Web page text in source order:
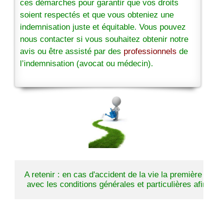
ces démarches pour garantir que vos droits
soient respectés et que vous obteniez une
indemnisation juste et équitable. Vous pouvez
nous contacter si vous souhaitez obtenir notre
avis ou être assisté par des professionnels de
l’indemnisation (avocat ou médecin).
A retenir : en cas d'accident de la vie la première
avec les conditions générales et particulières afin